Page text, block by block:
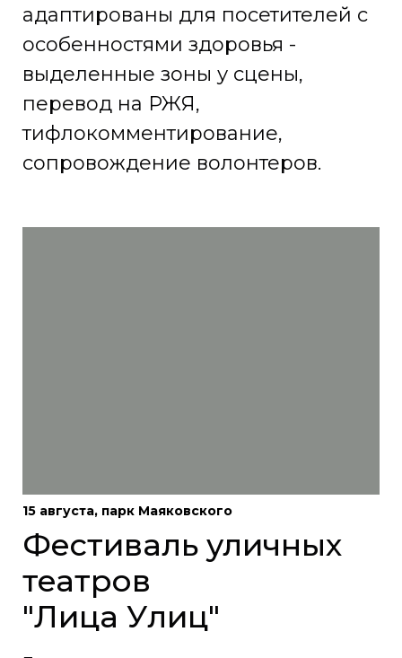
адаптированы для посетителей с
особенностями здоровья -
выделенные зоны у сцены,
перевод на РЖЯ,
тифлокомментирование,
сопровождение волонтеров.
15 августа, парк Маяковского
Фестиваль уличных
театров
"Лица Улиц"